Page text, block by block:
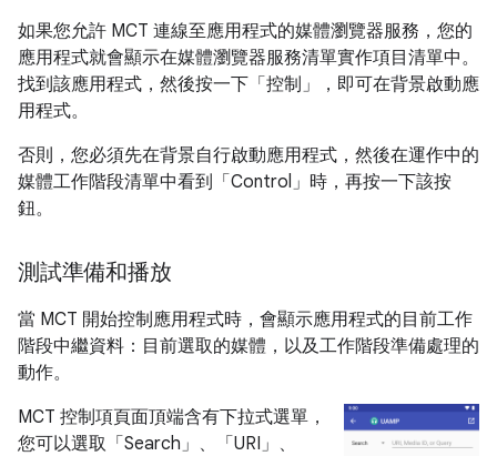
如果您允許 MCT 連線至應用程式的媒體瀏覽器服務，您的
應用程式就會顯示在媒體瀏覽器服務清單實作項目清單中。
找到該應用程式，然後按一下「控制」
，即可在背景啟動應
用程式。
否則，您必須先在背景自行啟動應用程式，然後在運作中的
媒體工作階段清單中看到「Control」 時，再按一下該按
鈕。
測試準備和播放
當 MCT 開始控制應用程式時，會顯示應用程式的目前工作
階段中繼資料：目前選取的媒體，以及工作階段準備處理的
動作。
MCT 控制項頁面頂端含有下拉式選單，
您可以選取「Search」 、「URI」 、